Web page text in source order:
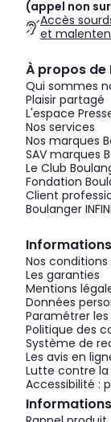
(appel non
Accès
et
À propos de
Qui sommes
Plaisir partagé
L'espace
Nos services
Nos marques
SAV marques
Le Club
Fondation
Client
Boulanger
Nos
Les garanties
Mentions
Données
Paramétrer
Politique des
Système de
Les avis en
Lutte contre
Accessibilité :